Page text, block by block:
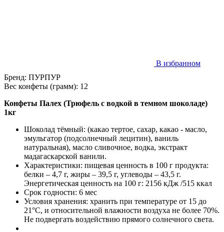
В избранном
Бренд: ПУРПУР
Вес конфеты (грамм): 12
Конфеты Палех (Трюфель с водкой в темном шоколаде)
1кг
Шоколад тёмный: (какао тертое, сахар, какао - масло,
эмульгатор (подсолнечный лецитин), ваниль
натуральная), масло сливочное, водка, экстракт
мадагаскарской ванили.
Характеристики: пищевая ценность в 100 г продукта:
белки – 4,7 г, жиры – 39,5 г, углеводы – 43,5 г.
Энергетическая ценность на 100 г: 2156 кДж /515 ккал
Срок годности: 6 мес
Условия хранения: хранить при температуре от 15 до
21°С, и относительной влажности воздуха не более 70%.
Не подвергать воздействию прямого солнечного света.